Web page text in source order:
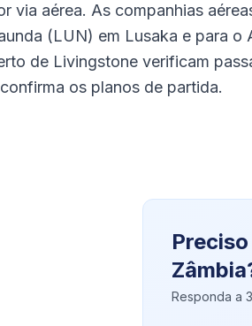
via aérea. As companhias
(LUN) em Lusaka e para
de Livingstone verificam
os planos de partida.
Responda a